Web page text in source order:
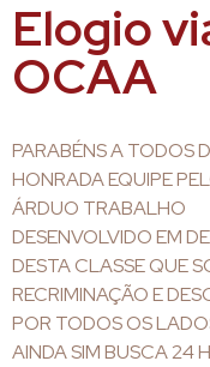
Elogio
OCAA
PARABÉNS A TODOS
HONRADA EQUIPE
ÁRDUO TRABALHO
DESENVOLVIDO EM
DESTA CLASSE QUE
RECRIMINAÇÃO E
POR TODOS OS
AINDA SIM BUSCA 24